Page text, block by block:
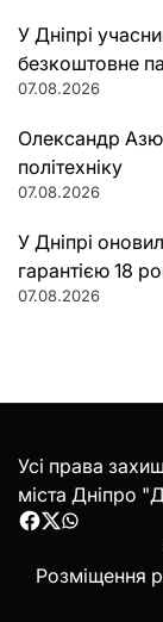
У Дніпрі
безкоштовне
07.08.2026
Олександр
політехніку
07.08.2026
У Дніпрі
гарантією 18
07.08.2026
Усі права
міста Дніпро
Facebook
Twitter
WhatsApp
Розміщення